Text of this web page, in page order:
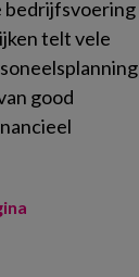
bedrijfsvoering
telt vele
good